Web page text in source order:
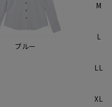
ブルー
M
L
LL
XL